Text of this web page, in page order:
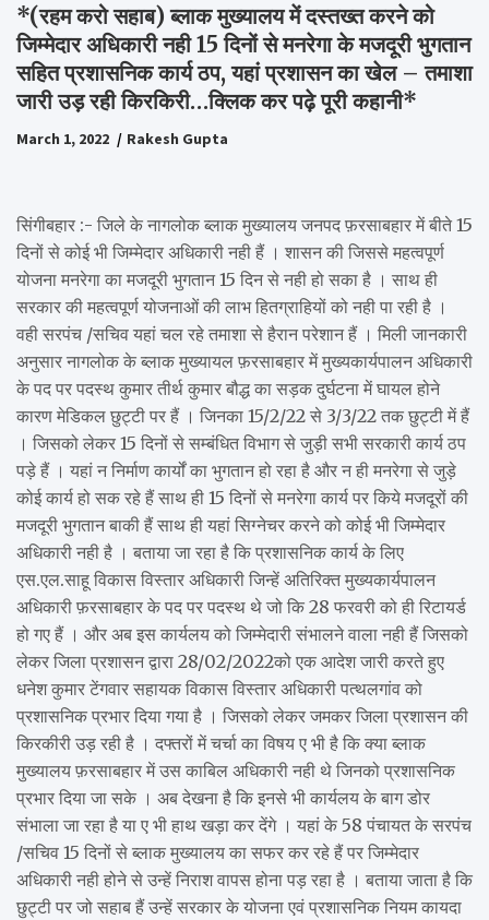
*(रहम करो सहाब) ब्लाक मुख्यालय में दस्तख्त करने को
जिम्मेदार अधिकारी नही 15 दिनों से मनरेगा के मजदूरी भुगतान
सहित प्रशासनिक कार्य ठप, यहां प्रशासन का खेल – तमाशा
जारी उड़ रही किरकिरी…क्लिक कर पढ़े पूरी कहानी*
March 1, 2022 Rakesh Gupta
सिंगीबहार :- जिले के नागलोक ब्लाक मुख्यालय जनपद फ़रसाबहार में बीते 15
दिनों से कोई भी जिम्मेदार अधिकारी नही हैं । शासन की जिससे महत्वपूर्ण
योजना मनरेगा का मजदूरी भुगतान 15 दिन से नही हो सका है । साथ ही
सरकार की महत्वपूर्ण योजनाओं की लाभ हितग्राहियों को नही पा रही है ।
वही सरपंच /सचिव यहां चल रहे तमाशा से हैरान परेशान हैं । मिली जानकारी
अनुसार नागलोक के ब्लाक मुख्यायल फ़रसाबहार में मुख्यकार्यपालन अधिकारी
के पद पर पदस्थ कुमार तीर्थ कुमार बौद्ध का सड़क दुर्घटना में घायल होने
कारण मेडिकल छुट्टी पर हैं । जिनका 15/2/22 से 3/3/22 तक छुट्टी में हैं
। जिसको लेकर 15 दिनों से सम्बंधित विभाग से जुड़ी सभी सरकारी कार्य ठप
पड़े हैं । यहां न निर्माण कार्यों का भुगतान हो रहा है और न ही मनरेगा से जुड़े
कोई कार्य हो सक रहे हैं साथ ही 15 दिनों से मनरेगा कार्य पर किये मजदूरों की
मजदूरी भुगतान बाकी हैं साथ ही यहां सिग्नेचर करने को कोई भी जिम्मेदार
अधिकारी नही है । बताया जा रहा है कि प्रशासनिक कार्य के लिए
एस.एल.साहू विकास विस्तार अधिकारी जिन्हें अतिरिक्त मुख्यकार्यपालन
अधिकारी फ़रसाबहार के पद पर पदस्थ थे जो कि 28 फरवरी को ही रिटायर्ड
हो गए हैं । और अब इस कार्यलय को जिम्मेदारी संभालने वाला नही हैं जिसको
लेकर जिला प्रशासन द्वारा 28/02/2022को एक आदेश जारी करते हुए
धनेश कुमार टेंगवार सहायक विकास विस्तार अधिकारी पत्थलगांव को
प्रशासनिक प्रभार दिया गया है । जिसको लेकर जमकर जिला प्रशासन की
किरकीरी उड़ रही है । दफ्तरों में चर्चा का विषय ए भी है कि क्या ब्लाक
मुख्यालय फ़रसाबहार में उस काबिल अधिकारी नही थे जिनको प्रशासनिक
प्रभार दिया जा सके । अब देखना है कि इनसे भी कार्यलय के बाग डोर
संभाला जा रहा है या ए भी हाथ खड़ा कर देंगे । यहां के 58 पंचायत के सरपंच
/सचिव 15 दिनों से ब्लाक मुख्यालय का सफर कर रहे हैं पर जिम्मेदार
अधिकारी नही होने से उन्हें निराश वापस होना पड़ रहा है । बताया जाता है कि
छुट्टी पर जो सहाब हैं उन्हें सरकार के योजना एवं प्रशासनिक नियम कायदा